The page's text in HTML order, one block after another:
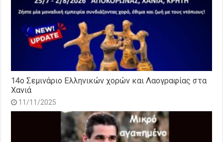
14o Σεμινάριο Ελληνικών χορών και Λαογραφίας στα
Χανιά
11/11/2025